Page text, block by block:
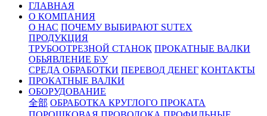
ГЛАВНАЯ
О КОМПАНИЯ
О НАС ПОЧЕМУ ВЫБИРАЮТ SUTEX
ПРОДУКЦИЯ
ТРУБООТРЕЗНОЙ СТАНОК ПРОКАТНЫЕ ВАЛКИ
ОБЬЯВЛЕНИЕ Б\У
СРЕДА ОБРАБОТКИ ПЕРЕВОД ДЕНЕГ КОНТАКТЫ
ПРОКАТНЫЕ ВАЛКИ
ОБОРУДОВАНИЕ
全部 ОБРАБОТКА КРУГЛОГО ПРОКАТА